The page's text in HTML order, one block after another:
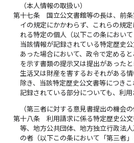
（本人情報の取扱い）
第十七条
国立公文書館等の長は、前
イの規定にかかわらず、これらの規
れる特定の個人（以下この条において
当該情報が記録されている特定歴史
あった場合において、政令で定める
を示す書類の提示又は提出があったと
生活又は財産を害するおそれがある
除き、当該特定歴史公文書等につき
記録されている部分についても、利用
（第三者に対する意見書提出の機会の
第十八条
利用請求に係る特定歴史公
等、地方公共団体、地方独立行政法
の者（以下この条において「第三者